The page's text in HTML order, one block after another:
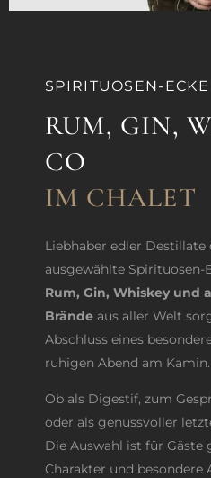
SPIRITUOSEN-
RUM, GIN,
CO
IM CHALET
Liebhaber edler Destillate
ausgewählte Spirituosen-
Rum, Gin, Whiskey und
Brände aus aller Welt
Abschluss eines
ruhigen Abend am Kamin.
Ob als Digestif, zum
oder als genussvoller
Die Auswahl ist für Gäste
Charakter und besondere